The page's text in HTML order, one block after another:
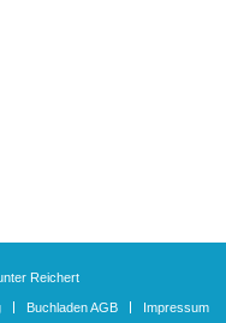
Reichert
Buchladen AGB Impressum